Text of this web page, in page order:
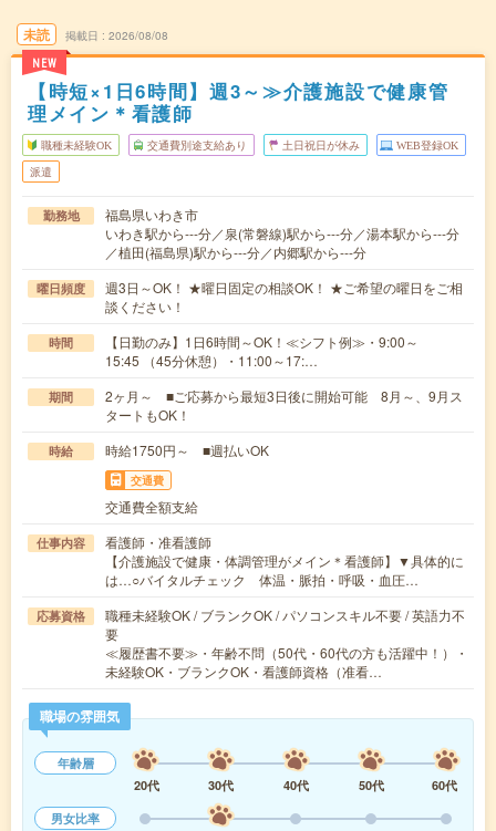
未読
NEW
掲載日 2026/08/08
【時短×1日6時間】週3～≫介護施設で健康管
理メイン＊看護師
職種未経験OK 交通費別途支給あり 土日祝日が休み WEB登録OK
派遣
勤務地
福島県いわき市
いわき駅から---分／泉(常磐線)駅から---分／湯本駅から---分
／植田(福島県)駅から---分／内郷駅から---分
曜日頻度
週3日～OK！ ★曜日固定の相談OK！ ★ご希望の曜日をご相
談ください！
時間
【日勤のみ】1日6時間～OK！≪シフト例≫・9:00～
15:45 （45分休憩）・11:00～17:…
期間
2ヶ月～ ■ご応募から最短3日後に開始可能 8月～、9月ス
タートもOK！
時給 時給1750円～ ■週払いOK
交通費
交通費全額支給
仕事内容
看護師・准看護師
【介護施設で健康・体調管理がメイン＊看護師】▼具体的に
は…○バイタルチェック 体温・脈拍・呼吸・血圧…
応募資格
職種未経験OK / ブランクOK / パソコンスキル不要 / 英語力不
要
≪履歴書不要≫・年齢不問（50代・60代の方も活躍中！）・
未経験OK・ブランクOK・看護師資格（准看…
職場の雰囲気
年齢層
20代
30代 40代 50代
60代
男女比率